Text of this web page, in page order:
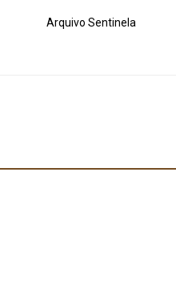
Arquivo Sentinela